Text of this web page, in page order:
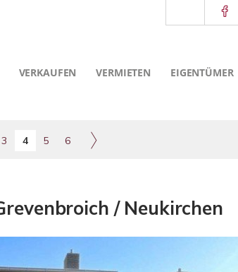
VERKAUFEN VERMIETEN EIGENTÜMER
3 4 5 6
/ Neukirchen